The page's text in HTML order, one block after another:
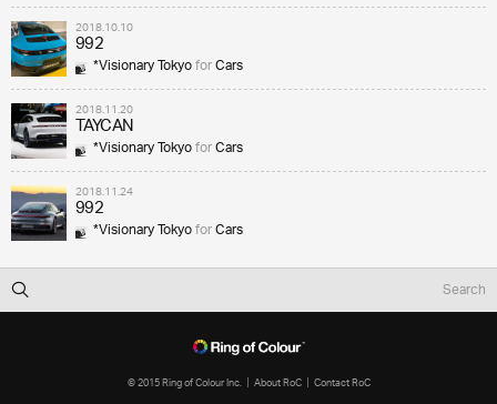
2018.10.10
992
*Visionary TokyoforCars
2018.11.20
TAYCAN
*Visionary TokyoforCars
2018.11.24
992
*Visionary TokyoforCars
© 2015 Ring of Colour Inc. About RoC Contact RoC